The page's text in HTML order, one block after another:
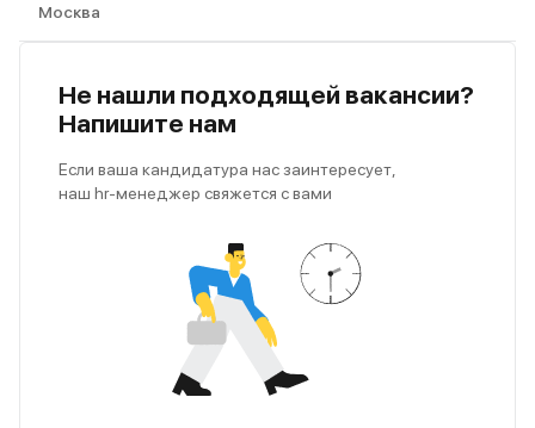
Москва
Не нашли подходящей вакансии?
Напишите нам
Если ваша кандидатура нас заинтересует,
наш hr-менеджер свяжется с вами